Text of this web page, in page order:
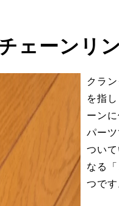
ェーンリ
クラ
を指
ーン
パー
つい
なる
つです